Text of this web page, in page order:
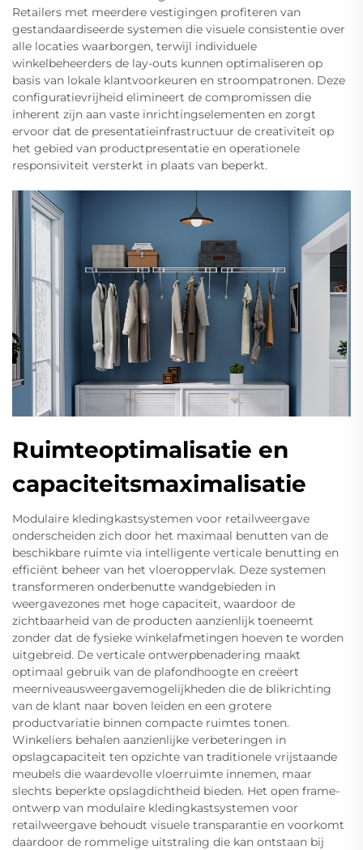
Retailers met meerdere vestigingen profiteren van
gestandaardiseerde systemen die visuele consistentie over
alle locaties waarborgen, terwijl individuele
winkelbeheerders de lay-outs kunnen optimaliseren op
basis van lokale klantvoorkeuren en stroompatronen. Deze
configuratievrijheid elimineert de compromissen die
inherent zijn aan vaste inrichtingselementen en zorgt
ervoor dat de presentatieinfrastructuur de creativiteit op
het gebied van productpresentatie en operationele
responsiviteit versterkt in plaats van beperkt.
Ruimteoptimalisatie en
capaciteitsmaximalisatie
Modulaire kledingkastsystemen voor retailweergave
onderscheiden zich door het maximaal benutten van de
beschikbare ruimte via intelligente verticale benutting en
efficiënt beheer van het vloeroppervlak. Deze systemen
transformeren onderbenutte wandgebieden in
weergavezones met hoge capaciteit, waardoor de
zichtbaarheid van de producten aanzienlijk toeneemt
zonder dat de fysieke winkelafmetingen hoeven te worden
uitgebreid. De verticale ontwerpbenadering maakt
optimaal gebruik van de plafondhoogte en creëert
meerniveausweergavemogelijkheden die de blikrichting
van de klant naar boven leiden en een grotere
productvariatie binnen compacte ruimtes tonen.
Winkeliers behalen aanzienlijke verbeteringen in
opslagcapaciteit ten opzichte van traditionele vrijstaande
meubels die waardevolle vloerruimte innemen, maar
slechts beperkte opslagdichtheid bieden. Het open frame-
ontwerp van modulaire kledingkastsystemen voor
retailweergave behoudt visuele transparantie en voorkomt
daardoor de rommelige uitstraling die kan ontstaan bij